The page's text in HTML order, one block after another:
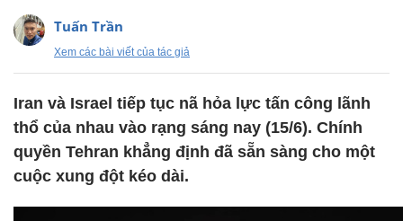
Tuấn Trần
Xem các bài viết của tác giả
Iran và Israel tiếp tục nã hỏa lực tấn công lãnh
thổ của nhau vào rạng sáng nay (15/6). Chính
quyền Tehran khẳng định đã sẵn sàng cho một
cuộc xung đột kéo dài.